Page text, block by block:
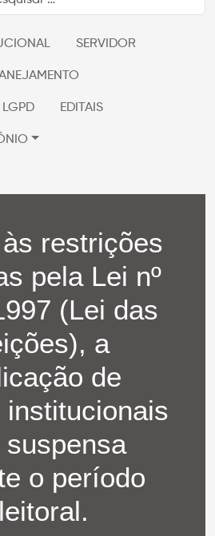
SERVIDOR
LGPD EDITAIS
restrições
pela Lei nº
(Lei das
a
de
suspensa
o período